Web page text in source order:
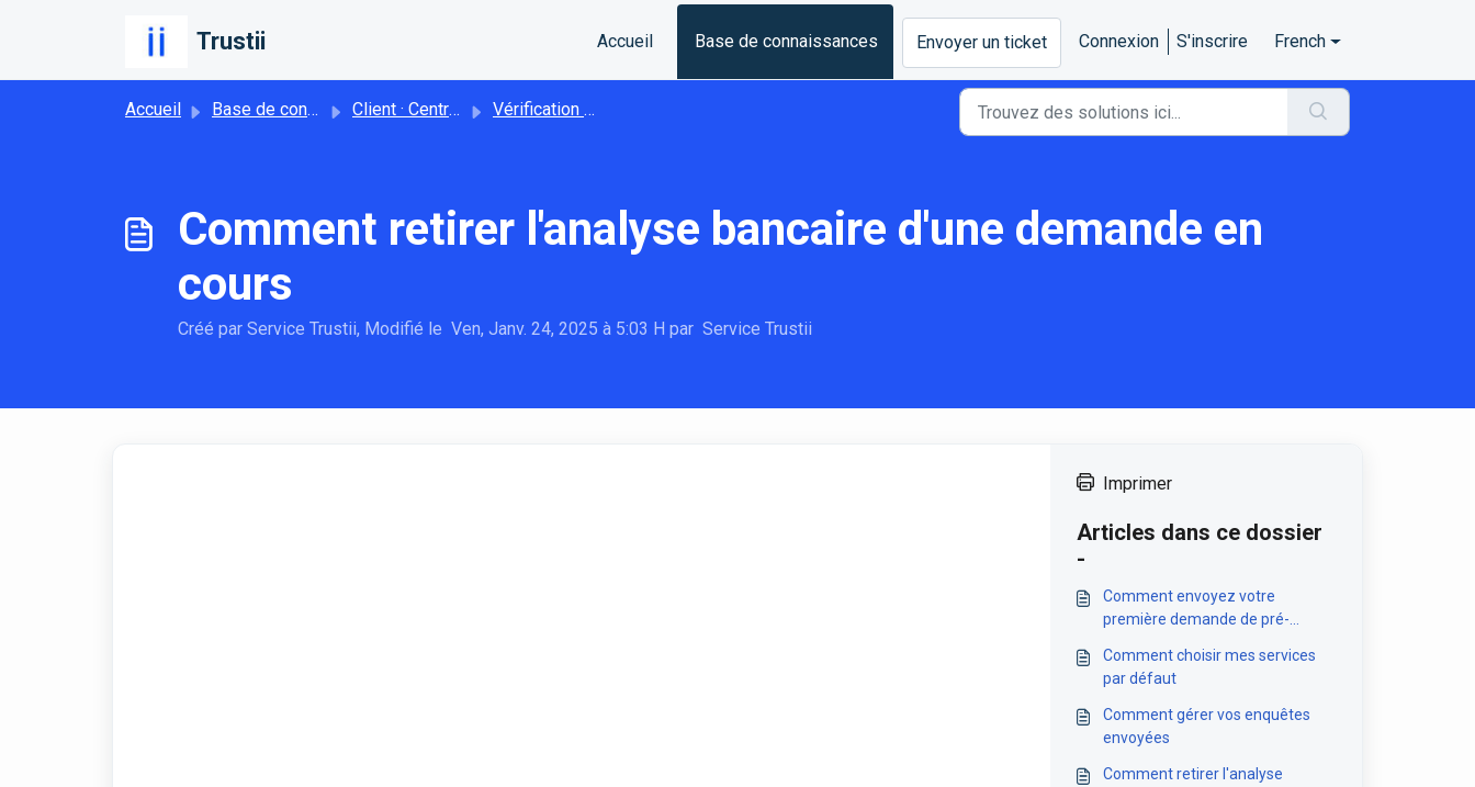
Trustii Accueil Base de connaissances Envoyer un ticket Connexion S'inscrire French
Accueil Base de connaissances Client · Centre d'aide Vérification et Rapport
Comment retirer l'analyse bancaire d'une demande en
cours
Créé par Service Trustii, Modifié le Ven, Janv. 24, 2025 à 5:03 H par Service Trustii
Imprimer
Articles dans ce dossier
-
Comment envoyez votre
première demande de pré-
Comment choisir mes services
par défaut
Comment gérer vos enquêtes
envoyées
Comment retirer l'analyse